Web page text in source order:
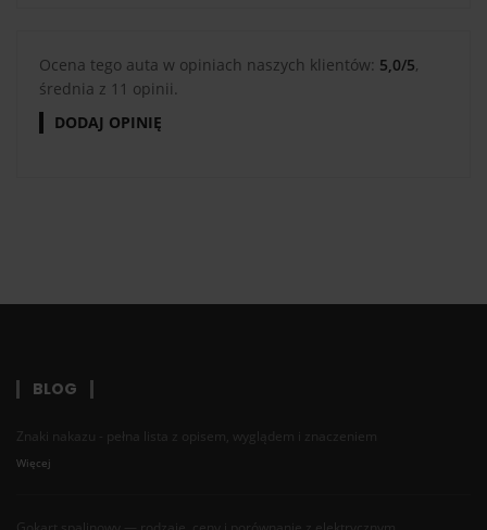
Ocena tego auta w opiniach naszych klientów: 5,0/5,
średnia z 11 opinii.
DODAJ OPINIĘ
BLOG
Znaki nakazu - pełna lista z opisem, wyglądem i znaczeniem
Więcej